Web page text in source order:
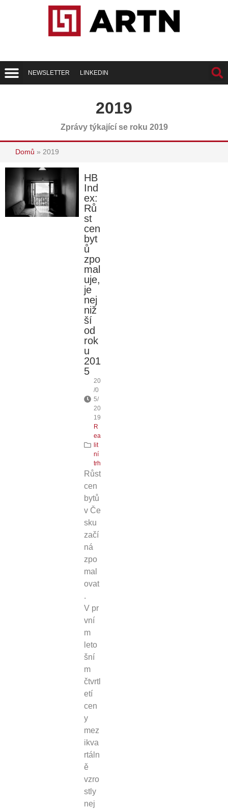
NEWSLETTER LINKEDIN
2019
Zprávy týkající se roku 2019
Domů » 2019
HB
Ind
ex:
Rů
st
cen
byt
ů
zpo
mal
uje,
je
nej
niž
ší
od
rok
u
201
5
20
/0
5/
20
19
R
ea
lit
ní
trh
Růst
cen
bytů
v Če
sku
začí
ná
zpo
mal
ovat
.
V pr
vní
m
leto
šní
m
čtvrtl
etí
cen
y
mez
ikva
rtáln
ě
vzro
stly
nej